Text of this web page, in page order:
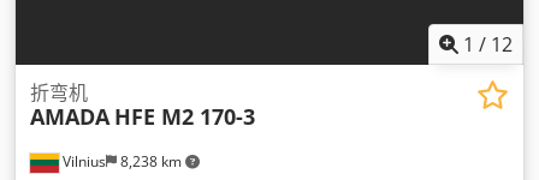
1 / 12
Vilnius 8,238 km
折弯机
AMADA HFE M2 170-3